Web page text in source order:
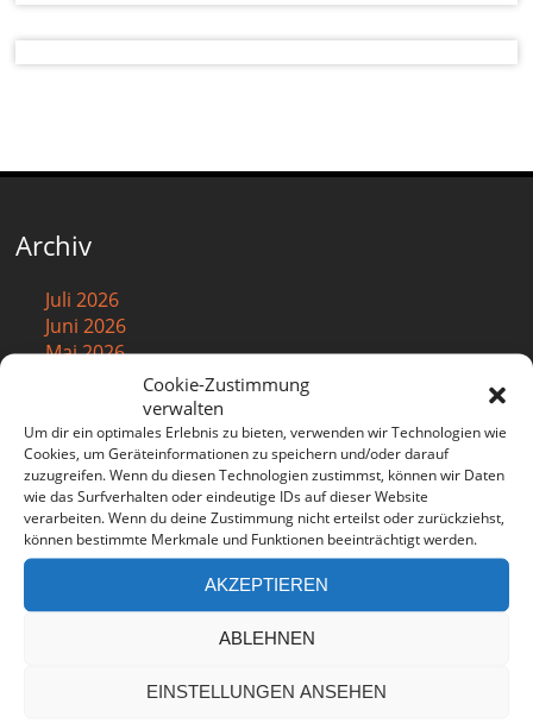
Cookie-Zustimmung
verwalten
Um dir ein optimales Erlebnis zu bieten, verwenden wir Technologien wie
Cookies, um Geräteinformationen zu speichern und/oder darauf
zuzugreifen. Wenn du diesen Technologien zustimmst, können wir Daten
wie das Surfverhalten oder eindeutige IDs auf dieser Website
verarbeiten. Wenn du deine Zustimmung nicht erteilst oder zurückziehst,
können bestimmte Merkmale und Funktionen beeinträchtigt werden.
AKZEPTIEREN
ABLEHNEN
EINSTELLUNGEN ANSEHEN
Archiv
Juli 2026
Juni 2026
Mai 2026
Februar 2026
Januar 2026
Dezember 2025
November 2025
Oktober 2025
September 2025
Juli 2025